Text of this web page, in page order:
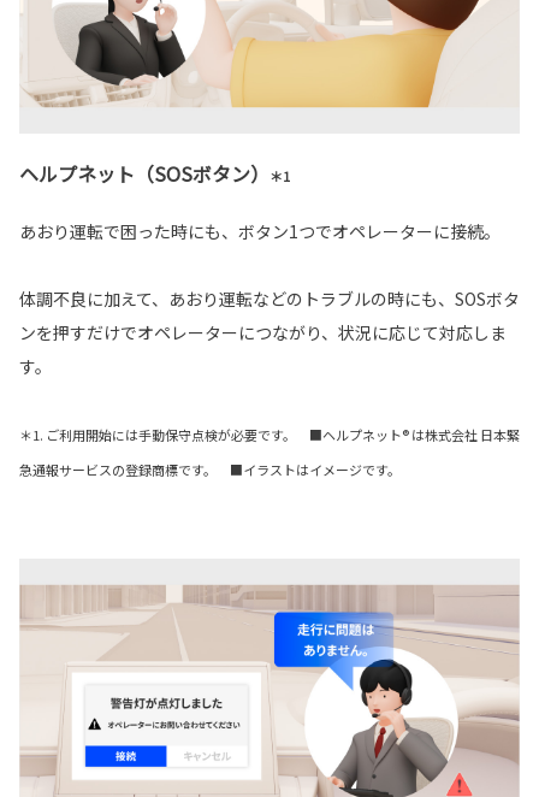
ヘルプネット（SOSボタン） ＊1
あおり運転で困った時にも、ボタン1つでオペレーターに接続。
体調不良に加えて、あおり運転などのトラブルの時にも、SOSボタ
ンを押すだけでオペレーターにつながり、状況に応じて対応しま
す。
＊1. ご利用開始には手動保守点検が必要です。 ■ヘルプネット® は株式会社 日本緊
急通報サービスの登録商標です。 ■イラストはイメージです。